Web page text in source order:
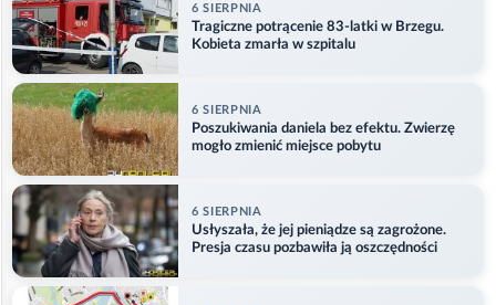
6 SIERPNIA
Tragiczne potrącenie 83-latki w Brzegu.
Kobieta zmarła w szpitalu
6 SIERPNIA
Poszukiwania daniela bez efektu. Zwierzę
mogło zmienić miejsce pobytu
6 SIERPNIA
Usłyszała, że jej pieniądze są zagrożone.
Presja czasu pozbawiła ją oszczędności